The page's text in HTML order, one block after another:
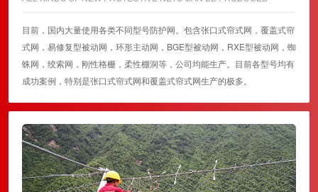
目前，国内大量使用各类不同型号防护网。包含张口式帘式网，覆盖式帘
式网，易修复型被动网，环形主动网，BGE型被动网，RXE型被动网，蜘
蛛网，绞索网，刚性格栅，柔性棚洞等，公司均能生产。目前各型号均有
成功案例，特别是张口式帘式网和覆盖式帘式网生产的极多。